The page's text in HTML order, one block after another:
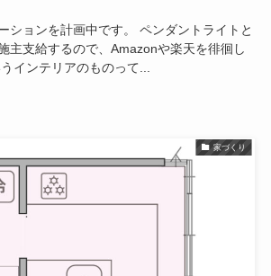
ションを計画中です。 ペンダントライトと
主支給するので、Amazonや楽天を徘徊し
インテリアのものって...
家づくり